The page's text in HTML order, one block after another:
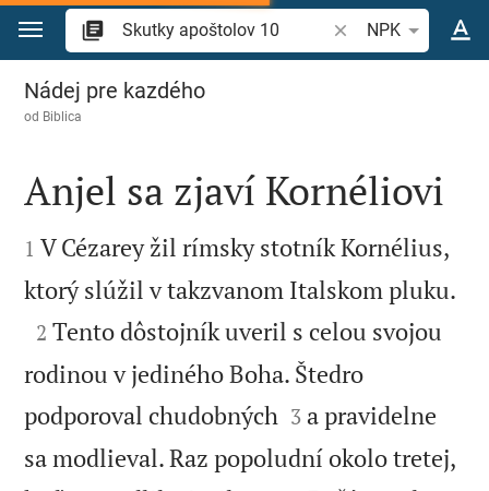
Prejsť na obsah
Vyhľadajte biblický
NPK
Skutky apoštolov 10
Nádej pre kazdého
od Biblica

Anjel sa zjaví Kornéliovi

1 V Cézarey žil rímsky stotník Kornélius,
ktorý slúžil v takzvanom Italskom pluku.

2 Tento dôstojník uveril s celou svojou
rodinou v jediného Boha. Štedro
podporoval chudobných 

3 a pravidelne
sa modlieval. Raz popoludní okolo tretej,